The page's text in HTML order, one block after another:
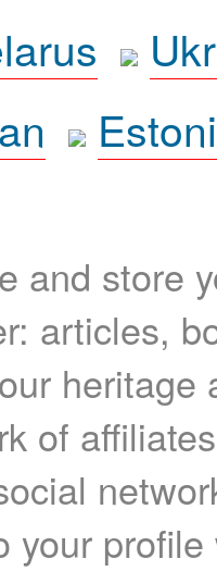
and store
articles,
heritage
of
your